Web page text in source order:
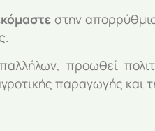
στην
προωθεί
παραγωγής και